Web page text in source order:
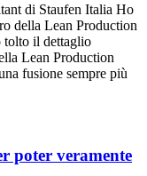
di Staufen Italia Ho
della Lean Production
tolto il dettaglio
Lean Production
fusione sempre più
poter veramente